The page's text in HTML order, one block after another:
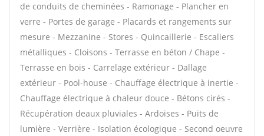
de conduits de cheminées - Ramonage - Plancher en
verre - Portes de garage - Placards et rangements sur
mesure - Mezzanine - Stores - Quincaillerie - Escaliers
métalliques - Cloisons - Terrasse en béton / Chape -
Terrasse en bois - Carrelage extérieur - Dallage
extérieur - Pool-house - Chauffage électrique à inertie -
Chauffage électrique à chaleur douce - Bétons cirés -
Récupération deaux pluviales - Ardoises - Puits de
lumière - Verrière - Isolation écologique - Second oeuvre